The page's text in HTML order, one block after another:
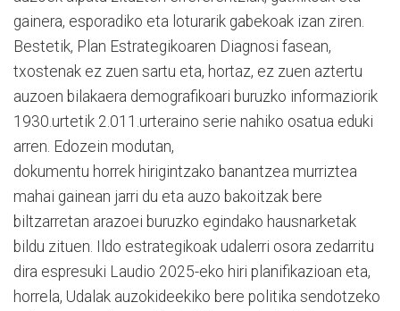
gainera, esporadiko eta loturarik gabekoak izan ziren.
Bestetik, Plan Estrategikoaren Diagnosi fasean,
txostenak ez zuen sartu eta, hortaz, ez zuen aztertu
auzoen bilakaera demografikoari buruzko informaziorik
1930.urtetik 2.011.urteraino serie nahiko osatua eduki
arren. Edozein modutan,
dokumentu horrek hirigintzako banantzea murriztea
mahai gainean jarri du eta auzo bakoitzak bere
biltzarretan arazoei buruzko egindako hausnarketak
bildu zituen. Ildo estrategikoak udalerri osora zedarritu
dira espresuki Laudio 2025-eko hiri planifikazioan eta,
horrela, Udalak auzokideekiko bere politika sendotzeko